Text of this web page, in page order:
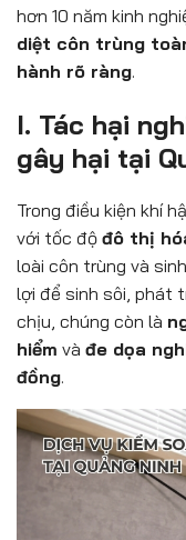
hơn 10 năm kinh
diệt côn trùng
hành rõ ràng.
I. Tác hại
gây hại tại
Trong điều kiện khí
với tốc độ đô thị
loài côn trùng và
lợi để sinh sôi, phát
chịu, chúng còn là
hiểm và đe dọa
đồng.